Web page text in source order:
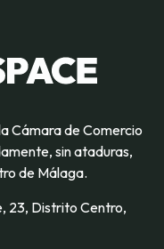
Cámara de Comercio
sin ataduras,
de Málaga.
23, Distrito Centro,